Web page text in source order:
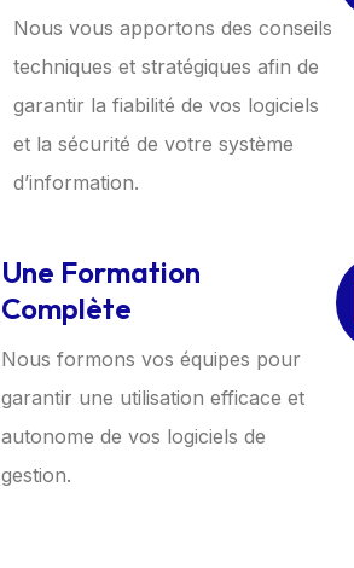
Nous vous apportons des conseils
techniques et stratégiques afin de
garantir la fiabilité de vos logiciels
et la sécurité de votre système
d’information.
Une Formation
Complète
Nous formons vos équipes pour
garantir une utilisation efficace et
autonome de vos logiciels de
gestion.